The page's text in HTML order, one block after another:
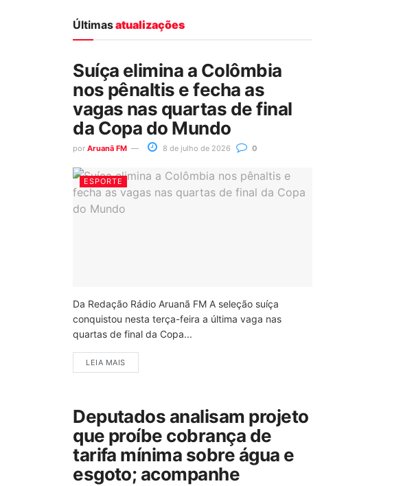
Últimasatualizações
Suíça elimina a Colômbia
nos pênaltis e fecha as
vagas nas quartas de final
da Copa do Mundo
por Aruanã FM 8 de julho de 2026 0
ESPORTE
Da Redação Rádio Aruanã FM A seleção suíça
conquistou nesta terça-feira a última vaga nas
quartas de final da Copa...
LEIA MAIS
Deputados analisam projeto
que proíbe cobrança de
tarifa mínima sobre água e
esgoto; acompanhe